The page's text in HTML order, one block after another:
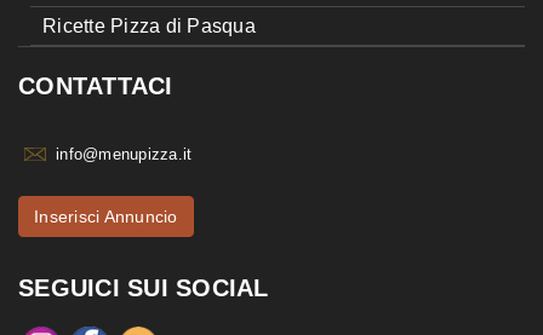
Ricette Pizza di Pasqua
CONTATTACI
info@menupizza.it
Inserisci Annuncio
SEGUICI SUI SOCIAL